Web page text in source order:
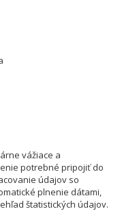
vážiace a
potrebné pripojiť do
údajov so
plnenie dátami,
štatistických údajov.